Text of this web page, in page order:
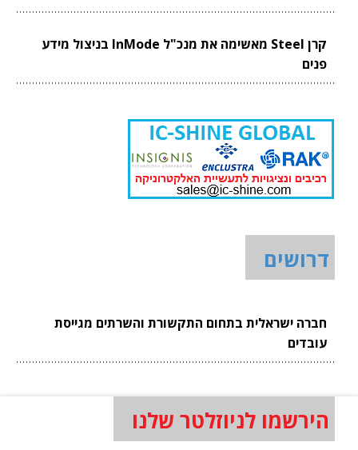
קרן Steel מאשימה את מנכ"ל InMode בניצול מידע
פנים
דרושים
חברה ישראלית בתחום התקשורת והשרתים מגייסת
עובדים
הירשמו לניוזלטר שלנו